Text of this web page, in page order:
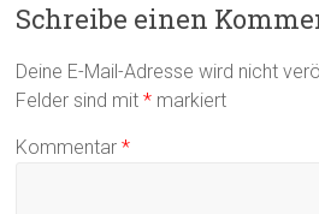
Schreibe einen
Deine E-Mail-Adresse wird nicht
Felder sind mit* markiert
Kommentar*